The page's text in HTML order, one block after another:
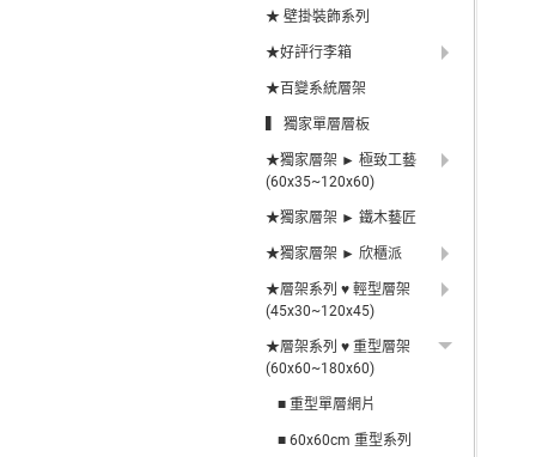
★ 壁掛裝飾系列
★好評行李箱
★百變系統層架
▍ 獨家單層層板
★獨家層架 ► 極致工藝
(60x35~120x60)
★獨家層架 ► 鐵木藝匠
★獨家層架 ► 欣櫃派
★層架系列 ♥ 輕型層架
(45x30~120x45)
★層架系列 ♥ 重型層架
(60x60~180x60)
■ 重型單層網片
■ 60x60cm 重型系列